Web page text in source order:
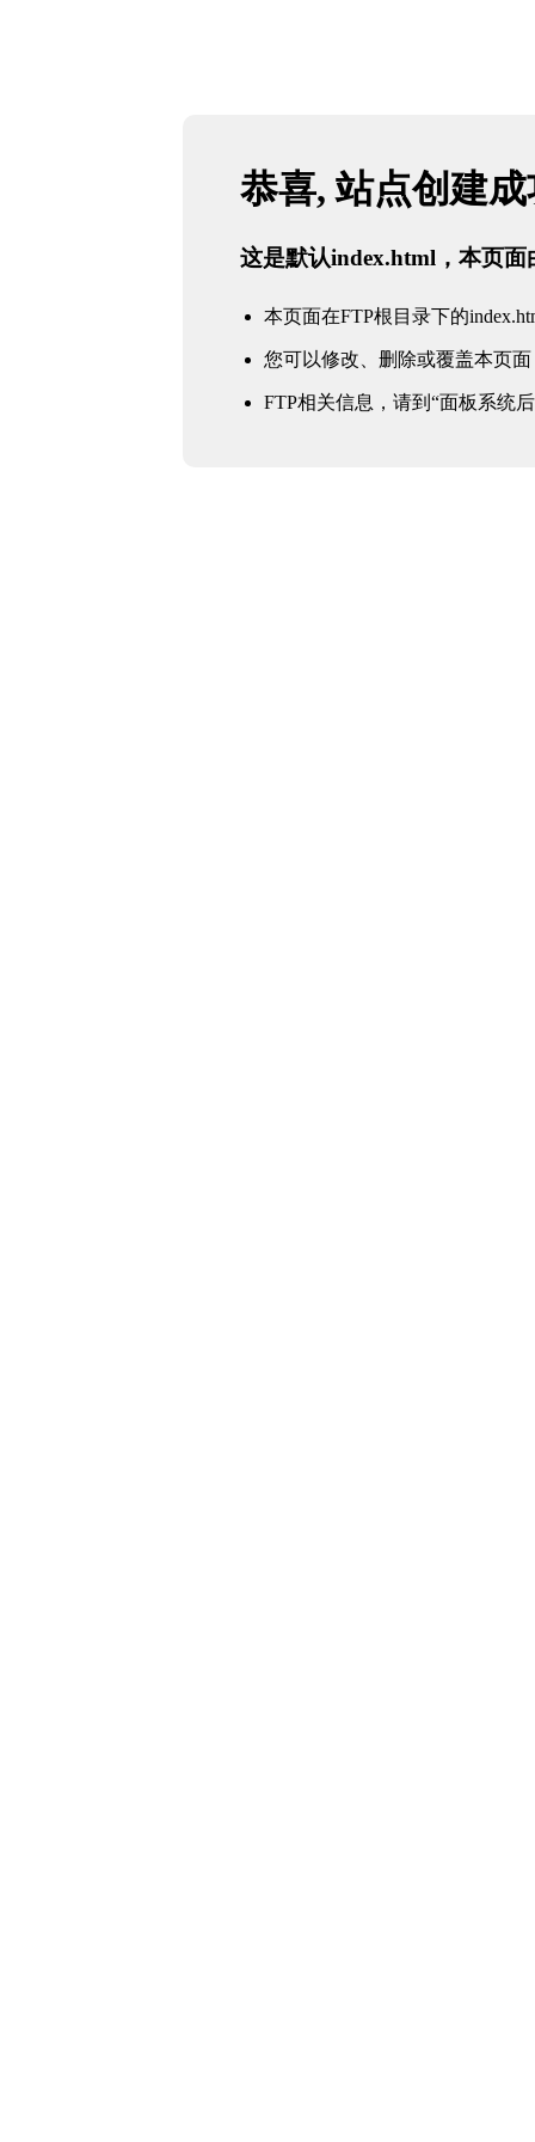
恭喜, 站点创建
这是默认index.html，本页面
本页面在FTP根目录下的
您可以修改、删除或覆盖本页面
FTP相关信息，请到“面板系统